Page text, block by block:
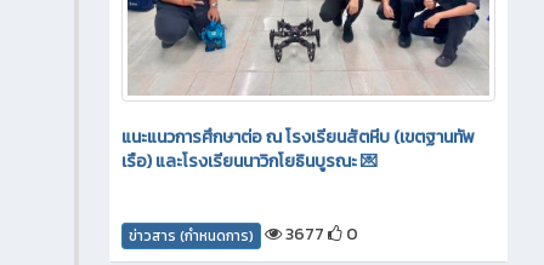
แนะแนวการศึกษาต่อ ณ โรงเรียนสัตหีบ (เขตฐานทัพ
เรือ) และโรงเรียนนาวิกโยธินบูรณะ 💌
ข่าวสาร (กำหนดการ) 3677 0